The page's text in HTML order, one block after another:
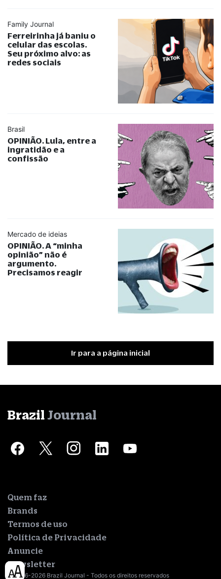
Family Journal
Ferreirinha já baniu o
celular das escolas.
Seu próximo alvo: as
redes sociais
Brasil
OPINIÃO. Lula, entre a
ingratidão e a
confissão
Mercado de ideias
OPINIÃO. A “minha
opinião” não é
argumento.
Precisamos reagir
Ir para a página inicial
Brazil Journal
Quem faz
Brands
Termos de uso
Política de Privacidade
Anuncie
Newsletter
© 2016-2026 Brazil Journal - Todos os direitos reservados